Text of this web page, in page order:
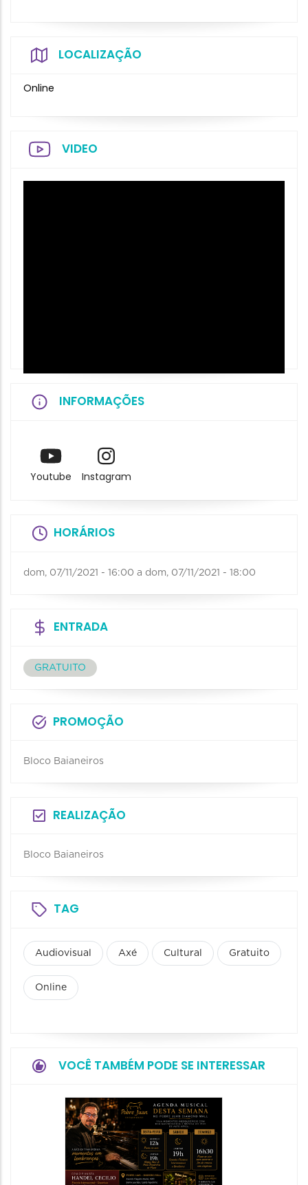
LOCALIZAÇÃO
Online
VIDEO
INFORMAÇÕES
Youtube Instagram
HORÁRIOS
dom, 07/11/2021 - 16:00 a dom, 07/11/2021 - 18:00
ENTRADA
GRATUITO
PROMOÇÃO
Bloco Baianeiros
REALIZAÇÃO
Bloco Baianeiros
TAG
Audiovisual Axé Cultural Gratuito
Online
VOCÊ TAMBÉM PODE SE INTERESSAR